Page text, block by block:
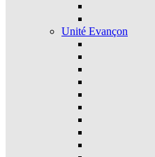
Unité Evançon